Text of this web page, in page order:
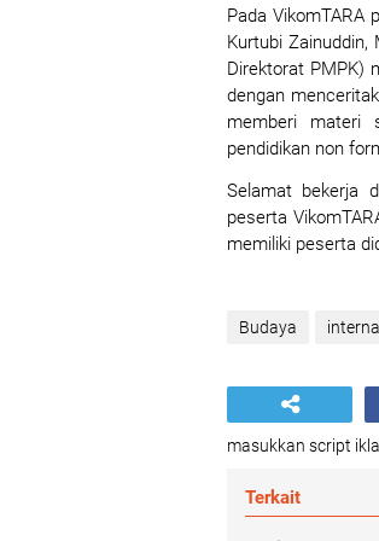
Pada VikomTARA
Kurtubi Zainuddin,
Direktorat PMPK)
dengan
memberi materi
pendidikan non
Selamat bekerja
peserta
memiliki peserta
Budaya
masukkan script
Terkait